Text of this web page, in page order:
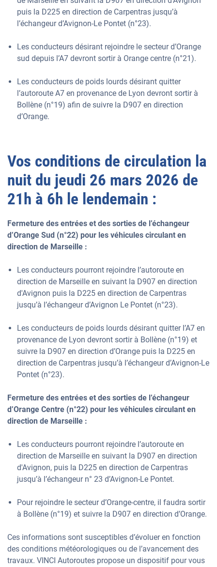
puis la D225 en direction de Carpentras jusqu’à
l’échangeur d’Avignon-Le Pontet (n°23).
Les conducteurs désirant rejoindre le secteur d’Orange
sud depuis l’A7 devront sortir à Orange centre (n°21).
Les conducteurs de poids lourds désirant quitter
l’autoroute A7 en provenance de Lyon devront sortir à
Bollène (n°19) afin de suivre la D907 en direction
d’Orange.
Vos conditions de circulation la
nuit du jeudi 26 mars 2026 de
21h à 6h le lendemain :
Fermeture des entrées et des sorties de l’échangeur
d’Orange Sud (n°22) pour les véhicules circulant en
direction de Marseille :
Les conducteurs pourront rejoindre l’autoroute en
direction de Marseille en suivant la D907 en direction
d'Avignon puis la D225 en direction de Carpentras
jusqu’à l’échangeur d’Avignon Le Pontet (n°23).
Les conducteurs de poids lourds désirant quitter l’A7 en
provenance de Lyon devront sortir à Bollène (n°19) et
suivre la D907 en direction d’Orange puis la D225 en
direction de Carpentras jusqu’à l’échangeur d’Avignon-Le
Pontet (n°23).
Fermeture des entrées et des sorties de l’échangeur
d’Orange Centre (n°22) pour les véhicules circulant en
direction de Marseille :
Les conducteurs pourront rejoindre l’autoroute en
direction de Marseille en suivant la D907 en direction
d'Avignon, puis la D225 en direction de Carpentras
jusqu’à l’échangeur n° 23 d’Avignon-Le Pontet.
Pour rejoindre le secteur d’Orange-centre, il faudra sortir
à Bollène (n°19) et suivre la D907 en direction d’Orange.
Ces informations sont susceptibles d’évoluer en fonction
des conditions météorologiques ou de l’avancement des
travaux. VINCI Autoroutes propose un dispositif pour vous